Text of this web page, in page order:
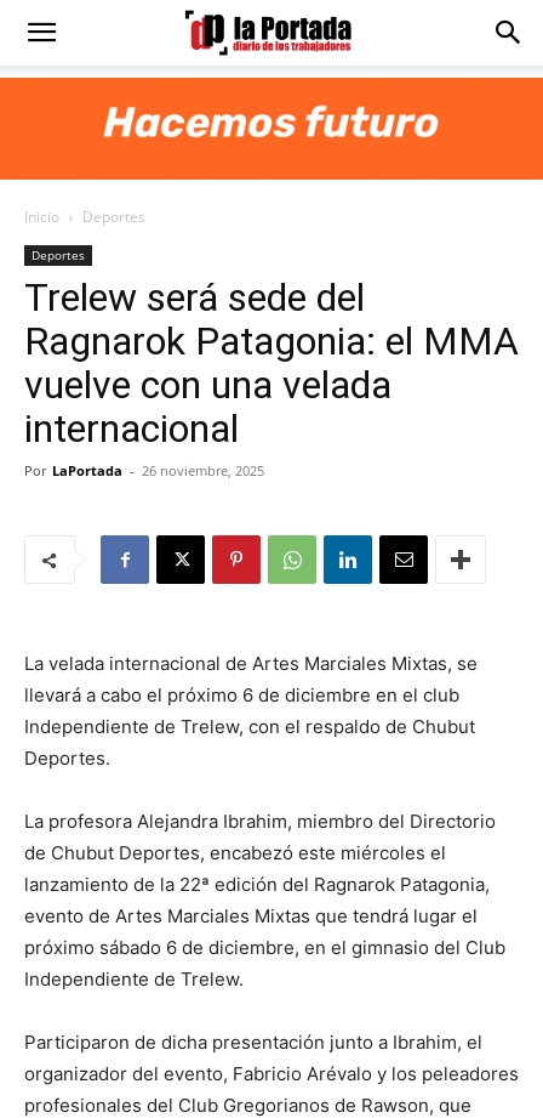
Diario
Portada
Inicio Deportes
Deportes
Trelew será sede del
Ragnarok Patagonia: el MMA
vuelve con una velada
internacional
Por LaPortada - 26 noviembre, 2025
La velada internacional de Artes Marciales Mixtas, se
llevará a cabo el próximo 6 de diciembre en el club
Independiente de Trelew, con el respaldo de Chubut
Deportes.
La profesora Alejandra Ibrahim, miembro del Directorio
de Chubut Deportes, encabezó este miércoles el
lanzamiento de la 22ª edición del Ragnarok Patagonia,
evento de Artes Marciales Mixtas que tendrá lugar el
próximo sábado 6 de diciembre, en el gimnasio del Club
Independiente de Trelew.
Participaron de dicha presentación junto a Ibrahim, el
organizador del evento, Fabricio Arévalo y los peleadores
profesionales del Club Gregorianos de Rawson, que